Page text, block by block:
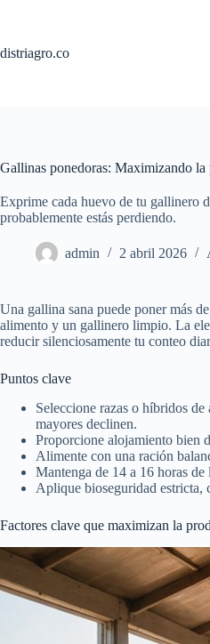
distriagro.co
Gallinas ponedoras: Maximizando
Exprime cada huevo de tu gallinero
probablemente estás perdiendo.
admin 2 abril 2026
Una gallina sana puede poner más
alimento y un gallinero limpio. La
reducir silenciosamente tu conteo
Puntos clave
Seleccione razas o híbridos
mayores declinen.
Proporcione alojamiento bien
Alimente con una ración
Mantenga de 14 a 16 horas
Aplique bioseguridad estricta,
Factores clave que maximizan la